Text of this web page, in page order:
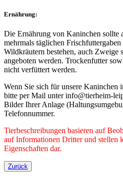
Ernährung:
Die Ernährung von Kaninchen sollte
mehrmals täglichen
Wildkräutern bestehen, auch Zweige
angeboten werden. Trockenfutter
nicht verfüttert werden.
Wenn Sie sich für unsere Kaninchen
bitte per Mail unter info@tierheim-
Bilder Ihrer Anlage
Telefonnummer.
Tierbeschreibungen basieren auf
auf Informationen Dritter und stellen
Eigenschaften dar.
Zurück